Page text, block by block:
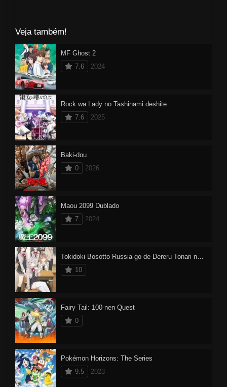
Veja também!
MF Ghost 2
7.6
2024
Rock wa Lady no Tashinami deshite
7.6
2025
Baki-dou
0
2026
Maou 2099 Dublado
7
2024
10
Fairy Tail: 100-nen Quest
0
Pokémon Horizons: The Series
9.5
2023